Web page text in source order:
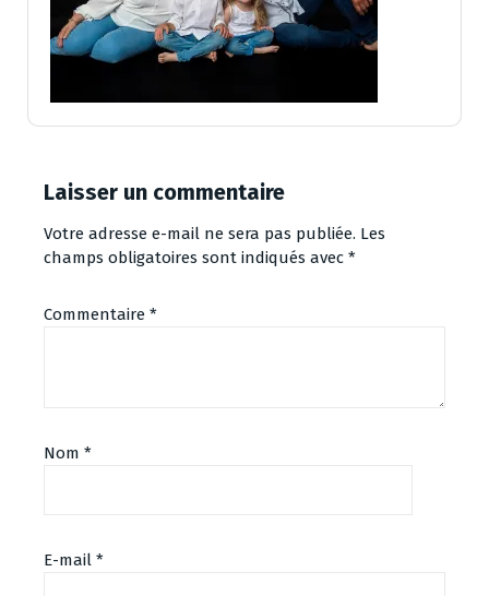
Laisser un commentaire
Votre adresse e-mail ne sera pas publiée. Les
champs obligatoires sont indiqués avec *
Commentaire *
Nom *
E-mail *